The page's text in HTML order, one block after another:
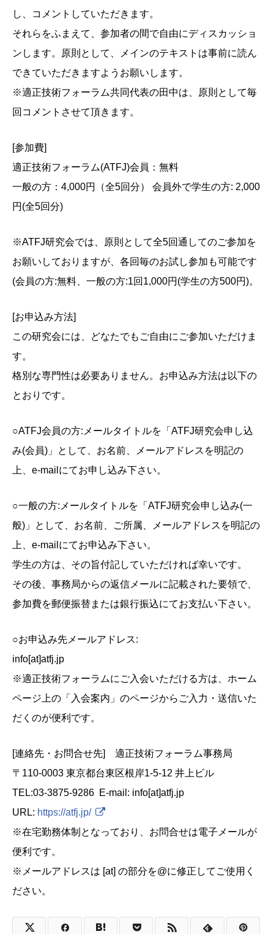
し、コメントしていただきます。
それらをふまえて、参加者の間で自由にディスカッショ
ンします。原則として、メインのテキストは事前に読ん
できていただきますようお願いします。
※適正技術フォーラム共同代表の田中は、原則として毎
回コメントさせて頂きます。
[参加費]
適正技術フォーラム(ATFJ)会員：無料
一般の方：4,000円（全5回分） 会員外で学生の方: 2,000
円(全5回分)
※ATFJ研究会では、原則として全5回通してのご参加を
お願いしておりますが、各回毎のお試し参加も可能です
(会員の方:無料、一般の方:1回1,000円(学生の方500円)。
[お申込み方法]
この研究会には、どなたでもご自由にご参加いただけま
す。
格別な専門性は必要ありません。お申込み方法は以下の
とおりです。
○ATFJ会員の方:メールタイトルを「ATFJ研究会申し込
み(会員)」として、お名前、メールアドレスを明記の
上、e-mailにてお申し込み下さい。
○一般の方:メールタイトルを「ATFJ研究会申し込み(一
般)」として、お名前、ご所属、メールアドレスを明記の
上、e-mailにてお申込み下さい。
学生の方は、その旨付記していただければ幸いです。
その後、事務局からの返信メールに記載された要領で、
参加費を郵便振替または銀行振込にてお支払い下さい。
○お申込み先メールアドレス:
info[at]atfj.jp
※適正技術フォーラムにご入会いただける方は、ホーム
ページ上の「入会案内」のページからご入力・送信いた
だくのが便利です。
[連絡先・お問合せ先] 適正技術フォーラム事務局
〒110-0003 東京都台東区根岸1-5-12 井上ビル
TEL:03-3875-9286 E-mail: info[at]atfj.jp
URL: https://atfj.jp/
※在宅勤務体制となっており、お問合せは電子メールが
便利です。
※メールアドレスは [at] の部分を@に修正してご使用く
ださい。